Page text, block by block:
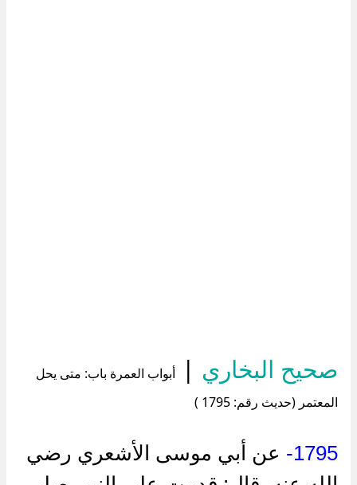
صحيح البخاري |
أبواب العمرة باب: متى يحل
المعتمر (حديث رقم: 1795 )
1795-
عن أبي موسى الأشعري رضي